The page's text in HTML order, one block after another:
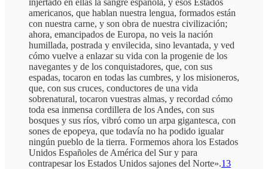
injertado en ellas la sangre española, y esos Estados
americanos, que hablan nuestra lengua, formados están
con nuestra carne, y son obra de nuestra civilización;
ahora, emancipados de Europa, no veis la nación
humillada, postrada y envilecida, sino levantada, y ved
cómo vuelve a enlazar su vida con la progenie de los
navegantes y de los conquistadores, que, con sus
espadas, tocaron en todas las cumbres, y los misioneros,
que, con sus cruces, conductores de una vida
sobrenatural, tocaron vuestras almas, y recordad cómo
toda esa inmensa cordillera de los Andes, con sus
bosques y sus ríos, vibró como un arpa gigantesca, con
sones de epopeya, que todavía no ha podido igualar
ningún pueblo de la tierra. Formemos ahora los Estados
Unidos Españoles de América del Sur y para
contrapesar los Estados Unidos sajones del Norte».13